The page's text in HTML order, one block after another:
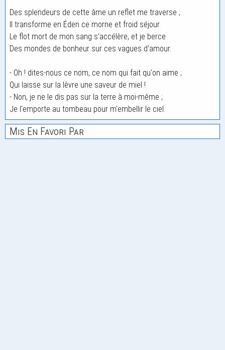
Des splendeurs de cette âme un reflet me traverse ;
Il transforme en Éden ce morne et froid séjour.
Le flot mort de mon sang s'accélère, et je berce
Des mondes de bonheur sur ces vagues d'amour.
- Oh ! dites-nous ce nom, ce nom qui fait qu'on aime ;
Qui laisse sur la lèvre une saveur de miel !
- Non, je ne le dis pas sur la terre à moi-même ;
Je l'emporte au tombeau pour m'embellir le ciel.
Mis En Favori Par